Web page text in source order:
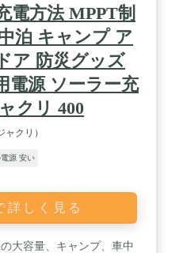
電方法 MPPT制
泊 キャンプ ア
ア 防災グッズ
電源 ソーラー充
クリ 400
ャクリ）
源 安い
詳しく見る
の大容量、キャンプ、車中